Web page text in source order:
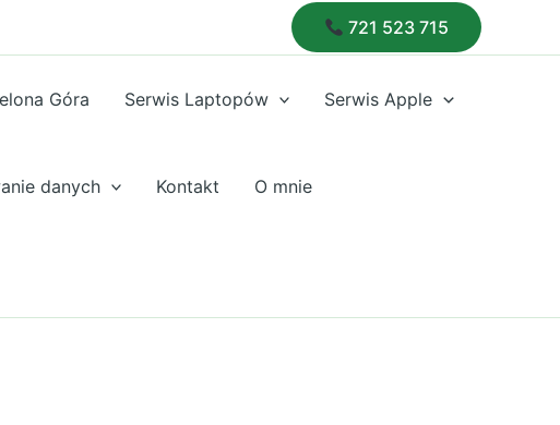
721 523 715
Góra Serwis Laptopów Serwis Apple
danych Kontakt O mnie